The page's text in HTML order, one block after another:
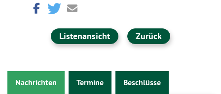
Listenansicht Zurück
Nachrichten Termine Beschlüsse